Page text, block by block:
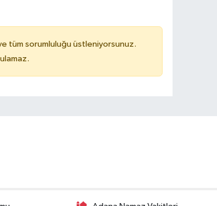
tüm sorumluluğu üstleniyorsunuz.